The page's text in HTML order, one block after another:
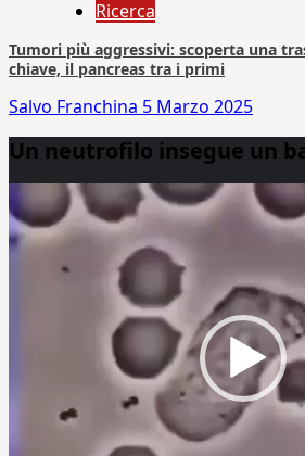
Ricerca
Tumori più aggressivi: scoperta una
chiave, il pancreas tra i primi
Salvo Franchina 5 Marzo 2025
Un neutrofilo insegue un
Player